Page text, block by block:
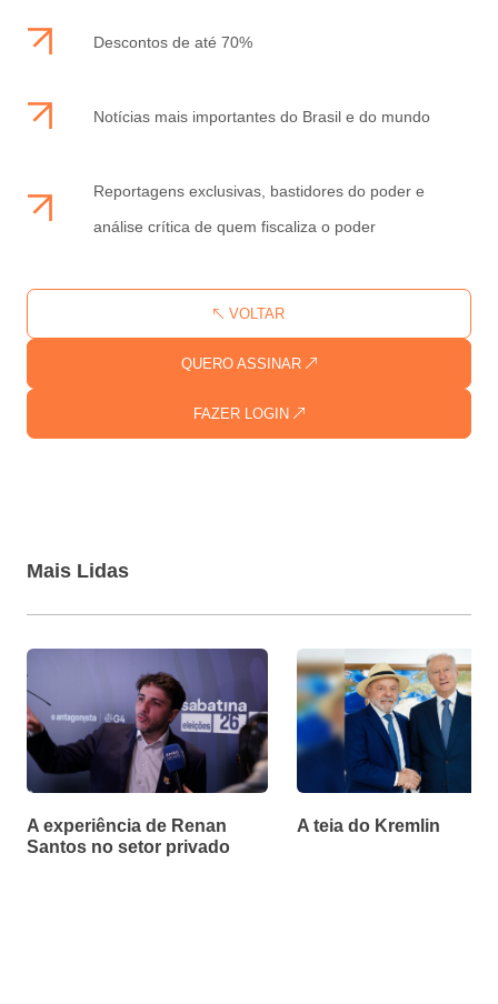
Descontos de até 70%
Notícias mais importantes do Brasil e do mundo
Reportagens exclusivas, bastidores do poder e
análise crítica de quem fiscaliza o poder
FAZER LOGIN
QUERO ASSINAR
VOLTAR
Mais Lidas
A experiência de Renan
Santos no setor privado
A teia do Kremlin